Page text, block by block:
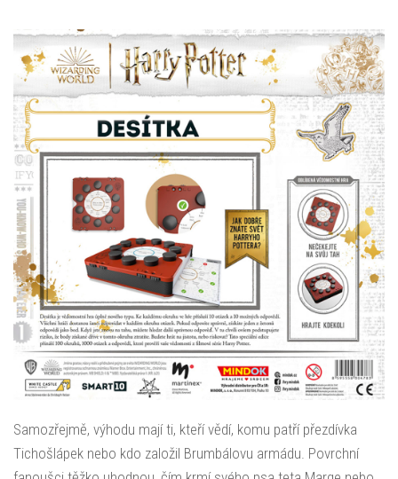
Samozřejmě, výhodu mají ti, kteří vědí, komu patří přezdívka
Tichošlápek nebo kdo založil Brumbálovu armádu. Povrchní